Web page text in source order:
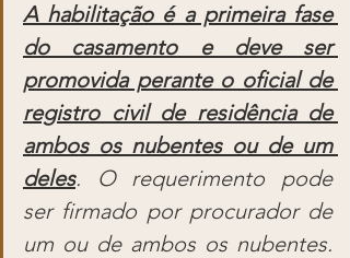
A habilitação é a primeira fase
do casamento e deve ser
promovida perante o oficial de
registro civil de residência de
ambos os nubentes ou de um
deles. O requerimento pode
ser firmado por procurador de
um ou de ambos os nubentes.